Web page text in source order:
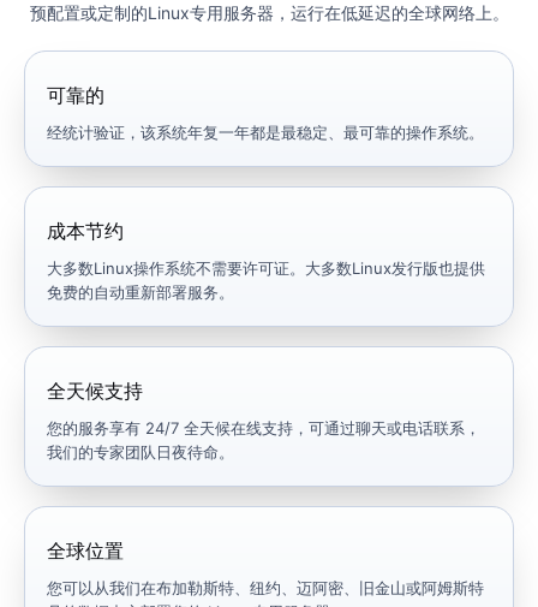
预配置或定制的Linux专用服务器，运行在低延迟的全球网络上。
可靠的
经统计验证，该系统年复一年都是最稳定、最可靠的操作系统。
成本节约
大多数Linux操作系统不需要许可证。大多数Linux发行版也提供
免费的自动重新部署服务。
全天候支持
您的服务享有 24/7 全天候在线支持，可通过聊天或电话联系，
我们的专家团队日夜待命。
全球位置
您可以从我们在布加勒斯特、纽约、迈阿密、旧金山或阿姆斯特